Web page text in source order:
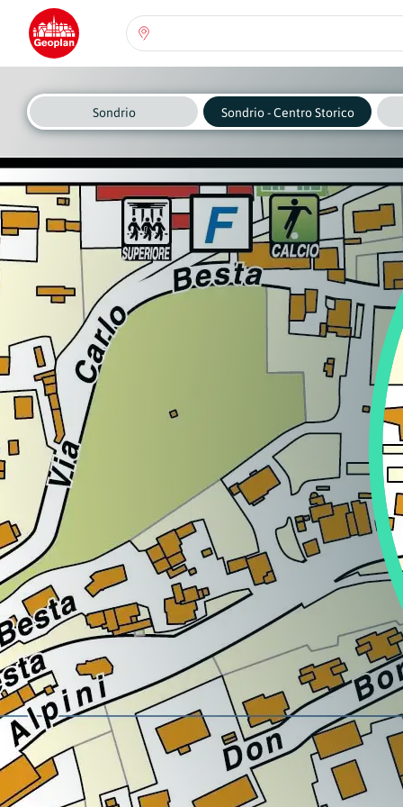
Abruzzo
Regione
Regione
Calabria
Regione
Campania
Regione
Emilia Romagna
Friuli-Venezia Giulia
Liguria
Regione
Lombardia
Regione
Marche
Regione
Molise
Regione
Piemonte
Regione
Puglia
Regione
Sardegna
Sondrio Sondrio - Centro Storico